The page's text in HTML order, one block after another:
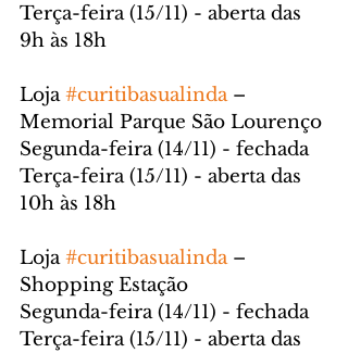
Terça-feira (15/11) - aberta das
9h às 18h
Loja #curitibasualinda –
Memorial Parque São Lourenço
Segunda-feira (14/11) - fechada
Terça-feira (15/11) - aberta das
10h às 18h
Loja #curitibasualinda –
Shopping Estação
Segunda-feira (14/11) - fechada
Terça-feira (15/11) - aberta das